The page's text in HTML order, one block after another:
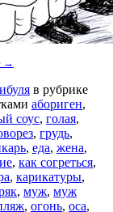
→
в рубрике
абориген,
соус, голая,
, грудь,
, еда, жена,
, как согреться,
, карикатуры,
, муж, муж
, огонь, оса,